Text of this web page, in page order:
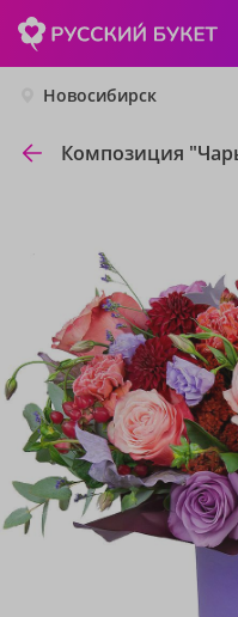
Новосибирск
Композиция